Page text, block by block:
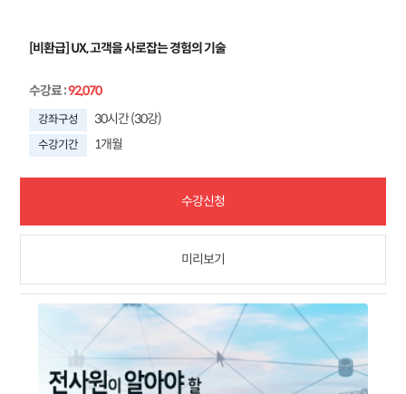
[비환급] UX, 고객을 사로잡는 경험의 기술
수강료:92,070
강좌구성 30시간 (30강)
수강기간 1개월
수강신청
미리보기